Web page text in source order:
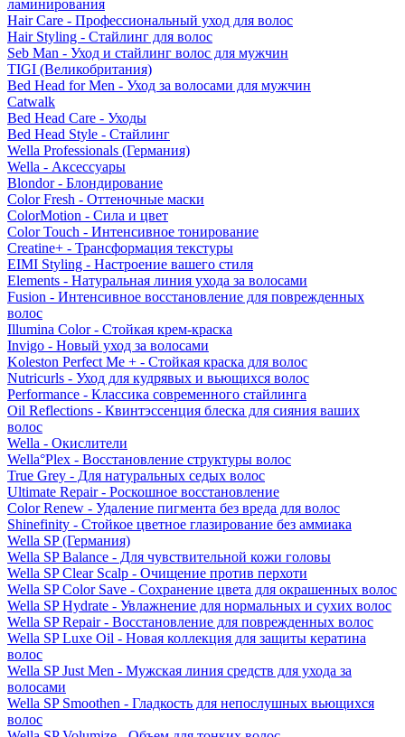
ламинирования
Hair Care - Профессиональный уход для волос
Hair Styling - Стайлинг для волос
Seb Man - Уход и стайлинг волос для мужчин
TIGI (Великобритания)
Bed Head for Men - Уход за волосами для мужчин
Catwalk
Bed Head Care - Уходы
Bed Head Style - Стайлинг
Wella Professionals (Германия)
Wella - Аксессуары
Blondor - Блондирование
Color Fresh - Оттеночные маски
ColorMotion - Сила и цвет
Color Touch - Интенсивное тонирование
Creatine+ - Трансформация текстуры
EIMI Styling - Настроение вашего стиля
Elements - Натуральная линия ухода за волосами
Fusion - Интенсивное восстановление для поврежденных
волос
Illumina Color - Стойкая крем-краска
Invigo - Новый уход за волосами
Koleston Perfect Me + - Стойкая краска для волос
Nutricurls - Уход для кудрявых и вьющихся волос
Performance - Классика современного стайлинга
Oil Reflections - Квинтэссенция блеска для сияния ваших
волос
Wella - Окислители
Wella°Plex - Восстановление структуры волос
True Grey - Для натуральных седых волос
Ultimate Repair - Роскошное восстановление
Color Renew - Удаление пигмента без вреда для волос
Shinefinity - Стойкое цветное глазирование без аммиака
Wella SP (Германия)
Wella SP Balance - Для чувствительной кожи головы
Wella SP Clear Scalp - Очищение против перхоти
Wella SP Color Save - Сохранение цвета для окрашенных волос
Wella SP Hydrate - Увлажнение для нормальных и сухих волос
Wella SP Repair - Восстановление для поврежденных волос
Wella SP Luxe Oil - Новая коллекция для защиты кератина
волос
Wella SP Just Men - Мужская линия средств для ухода за
волосами
Wella SP Smoothen - Гладкость для непослушных вьющихся
волос